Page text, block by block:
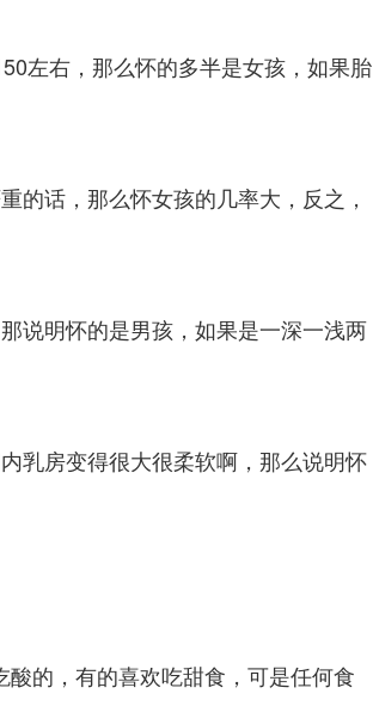
左右，那么怀的多半是女孩，如果胎
话，那么怀女孩的几率大，反之，
明怀的是男孩，如果是一深一浅两
房变得很大很柔软啊，那么说明怀
的，有的喜欢吃甜食，可是任何食